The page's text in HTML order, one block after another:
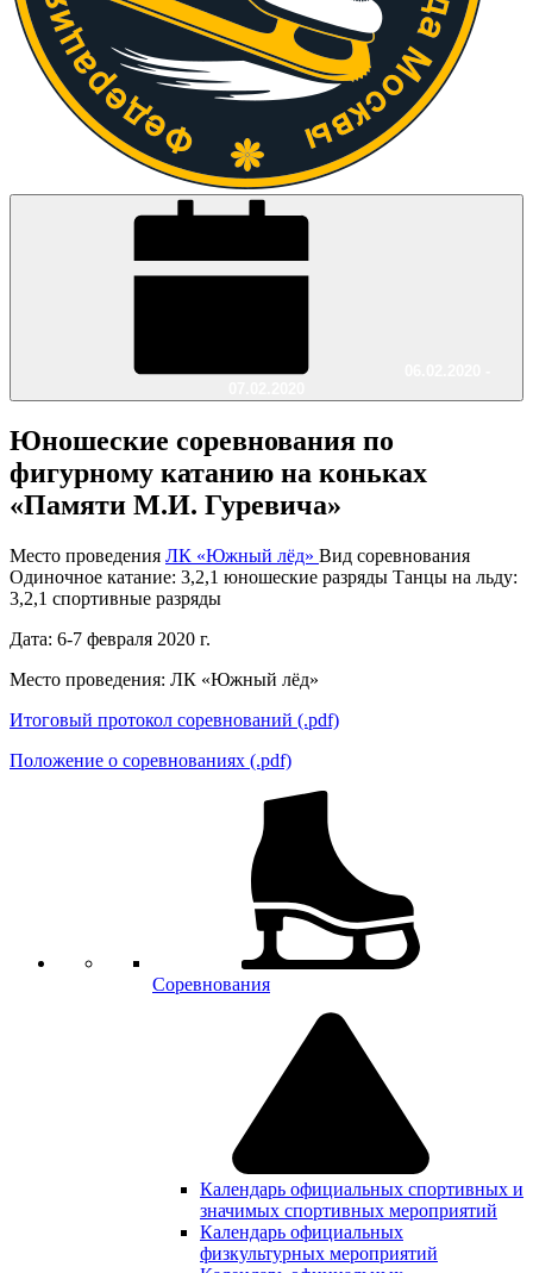
Юношеские соревнования по
фигурному катанию на коньках
«Памяти М.И. Гуревича»
Место проведения ЛК «Южный лёд» Вид соревнования
Одиночное катание: 3,2,1 юношеские разряды Танцы на льду:
3,2,1 спортивные разряды
Дата: 6-7 февраля 2020 г.
Место проведения: ЛК «Южный лёд»
Итоговый протокол соревнований (.pdf)
Положение о соревнованиях (.pdf)
Соревнования
Календарь официальных спортивных и
значимых спортивных мероприятий
Календарь официальных
физкультурных мероприятий